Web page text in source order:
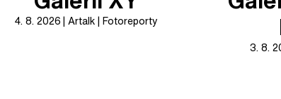
4. 8. 2026 Artalk Fotoreporty
3. 8.